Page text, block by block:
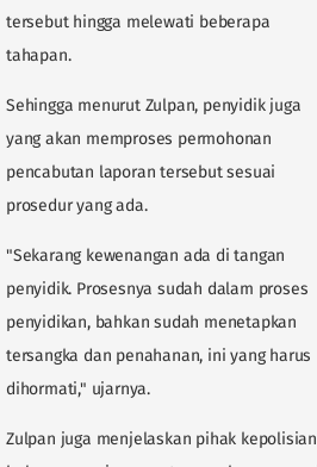
tersebut hingga melewati beberapa
tahapan.
Sehingga menurut Zulpan, penyidik juga
yang akan memproses permohonan
pencabutan laporan tersebut sesuai
prosedur yang ada.
"Sekarang kewenangan ada di tangan
penyidik. Prosesnya sudah dalam proses
penyidikan, bahkan sudah menetapkan
tersangka dan penahanan, ini yang harus
dihormati," ujarnya.
Zulpan juga menjelaskan pihak kepolisian